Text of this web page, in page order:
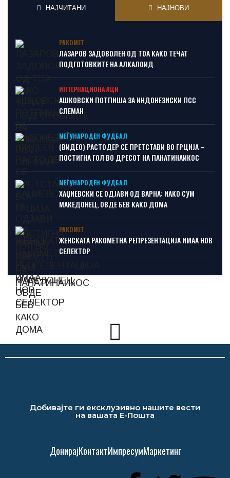
НАЈЧИТАНИ НАЈНОВИ
РАКОМЕТ
ЛАЗАРОВ ЗАДОВОЛЕН ОД ТОА КАКО ТЕЧАТ
ПОДГОТОВКИТЕ НА АЛКАЛОИД
ИНТЕРНАЦИОНАЛЦИ
АШКОВСКИ ПОТПИША ЗА ИНДОНЕЗИСКИ ПСС
СЛЕМАН
МЕЃУНАРОДЕН ФУДБАЛ
(ВИДЕО) РАСТОДЕР СЕ ПРЕТСТАВИ ВО ГРЦИЈА –
ПОСТИГНА ГОЛ ВО ДРЕСОТ НА ПАНАТИНАИКОС
МЕЃУНАРОДЕН ФУДБАЛ
ХАЏИЕВСКИ СЕ ОДЈАВИ ОД ВАРНА: ИАКО СУМ
МАКЕДОНЕЦ, ОВДЕ БЕВ КАКО ДОМА
РАКОМЕТ
ЖЕНСКАТА РАКОМЕТНА РЕПРЕЗЕНТАЦИЈА ИМАА НОВ
СЕЛЕКТОР
Добивајте ги ексклузивно нашите вести
на вашата Е-Пошта
ДонирајКонтактИмпресумМаркетинг